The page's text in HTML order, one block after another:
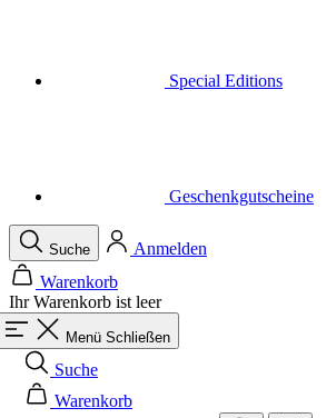
Ihr Warenkorb ist leer
Menü Schließen
Suche
Warenkorb